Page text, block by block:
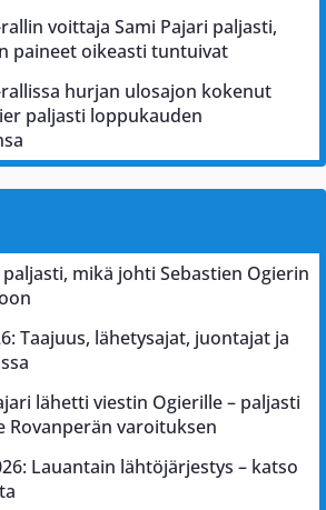
voittaja Sami Pajari paljasti,
paineet oikeasti tuntuivat
hurjan ulosajon kokenut
paljasti loppukauden
mikä johti Sebastien Ogierin
Taajuus, lähetysajat, juontajat ja
lähetti viestin Ogierille – paljasti
Rovanperän varoituksen
Lauantain lähtöjärjestys – katso